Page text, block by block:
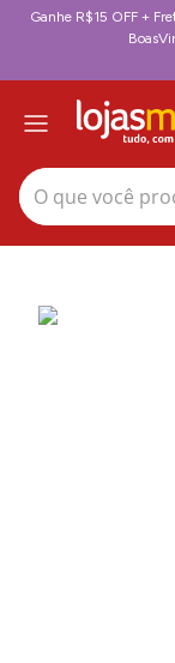
Ganhe R$15 OFF +
O que você